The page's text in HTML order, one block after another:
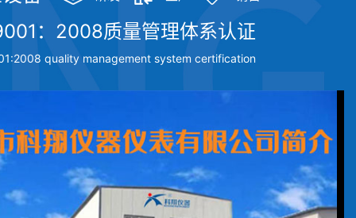
：2008质量管理体系认证
quality management system certification